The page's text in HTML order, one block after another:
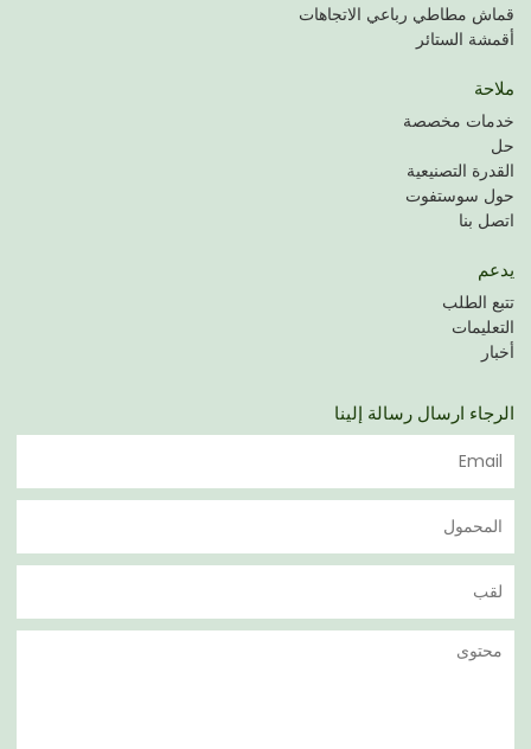
قماش مطاطي رباعي الاتجاهات
أقمشة الستائر
ملاحة
خدمات مخصصة
حل
القدرة التصنيعية
حول سوستفوت
اتصل بنا
يدعم
تتبع الطلب
التعليمات
أخبار
الرجاء ارسال رسالة إلينا